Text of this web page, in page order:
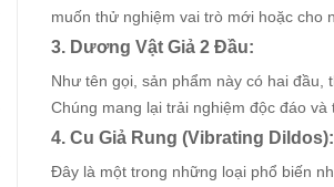
muốn thử nghiệm vai trò mới hoặc cho
3. Dương Vật Giả 2 Đầu:
Như tên gọi, sản phẩm này có hai
Chúng mang lại trải nghiệm độc đáo
4. Cu Giả Rung (Vibrating Dildos):
Đây là một trong những loại phổ biến